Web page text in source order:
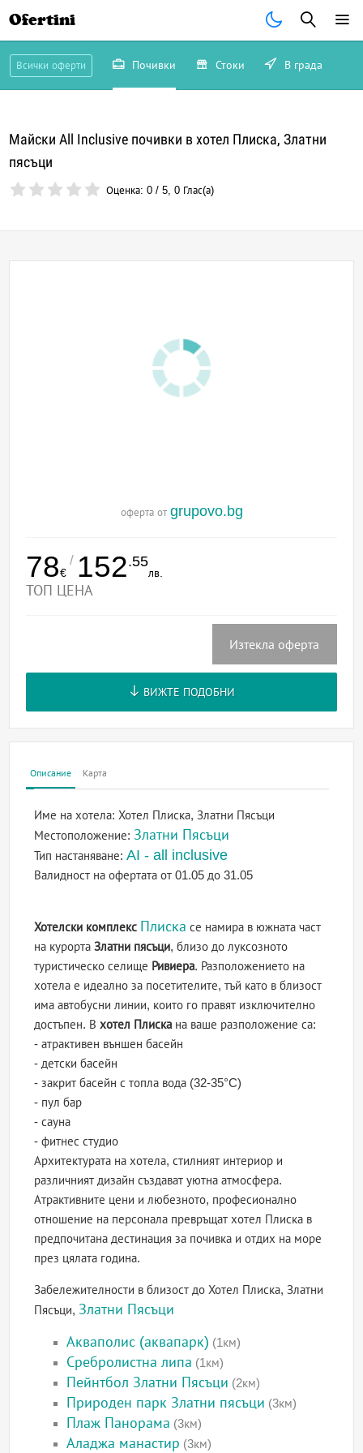
Ofertini
Всички оферти Почивки Стоки В града
Майски All Inclusive почивки в хотел Плиска, Златни
пясъци
Оценка:0 /5,0 Глас(а)
оферта от grupovo.bg
78€
/ 152.55
лв.
ТОП ЦЕНА
Изтекла оферта
ВИЖТЕ ПОДОБНИ
Описание Карта
Име на хотела: Хотел Плиска, Златни Пясъци
Местоположение: Златни Пясъци
Тип настаняване:AI - all inclusive
Валидност на офертатаот 01.05 до 31.05
Хотелски комплекс Плиска се намира в южната част
на курортаЗлатни пясъци, близо до луксозното
туристическо селище Ривиера. Разположението на
хотела е идеално за посетителите, тъй като в близост
има автобусни линии, които го правят изключително
достъпен. Вхотел Плиска на ваше разположение са:
- атрактивен външен басейн
- детски басейн
- закрит басейн с топла вода (32-35°C)
- пул бар
- сауна
- фитнес студио
Архитектурата на хотела, стилният интериор и
различният дизайн създават уютна атмосфера.
Атрактивните цени и любезното, професионално
отношение на персонала превръщат хотел Плиска в
предпочитана дестинация за почивка и отдих на море
през цялата година.
Забележителности в близост до Хотел Плиска, Златни
Пясъци, Златни Пясъци
Акваполис (аквапарк) (1км)
Сребролистна липа (1км)
Пейнтбол Златни Пясъци (2км)
Природен парк Златни пясъци (3км)
Плаж Панорама (3км)
Аладжа манастир (3км)